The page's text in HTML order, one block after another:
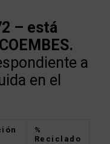
– está
a
en el
%
Reciclado